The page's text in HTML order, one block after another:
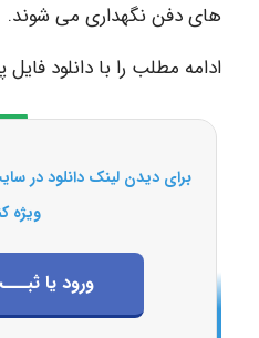
های دفن نگهداری می شوند.
ادامه مطلب را با دانلود
برای دیدن لینک دانلود در
ویژه
ورود یا